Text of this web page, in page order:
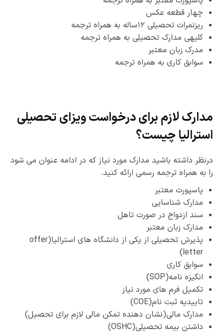
چهار قطعه عکس
ریزنمرات تحصیلی ۱۲ساله به همراه ترجمه
کلیه­ی مدارک تحصیلی به همراه ترجمه
مدرک زبان معتبر
سوابق کاری به همراه ترجمه
مدارک لازم برای درخواست ویزای تحصیلی
استرالیا چیست؟
درنظر داشته باشید مدارک مورد نیاز که در ادامه عنوان می­ شود
را به همراه ترجمه رسمی ارائه کنید.
پاسپورت معتبر
مدارک شناسایی
سند ازدواج در صورت تاهل
مدارک زبان معتبر
پذیرش تحصیلی از یکی از دانشگاه ­های استرالیا(offer
letter)
سوابق کاری
انگیزه نامه(SOP)
تکمیل فرم ­های مورد نیاز
تاییدیه ثبت نام(COE)
مدارک مالی(نشان دهنده تمکن مالی لازم برای تحصیل)
داشتن بیمه تحصیلی(OSHC)